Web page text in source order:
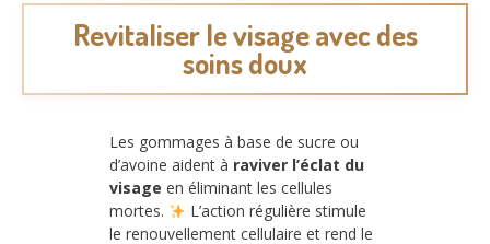
Revitaliser le visage avec des
soins doux
Les gommages à base de sucre ou
d’avoine aident à raviver l’éclat du
visage en éliminant les cellules
mortes.
L’action régulière stimule
le renouvellement cellulaire et rend le